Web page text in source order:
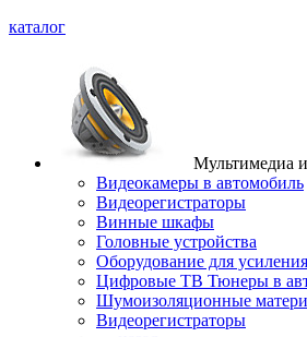
каталог
Мультимедиа
Видеокамеры в автомобиль
Видеорегистраторы
Винные шкафы
Головные устройства
Оборудование для
Цифровые ТВ Тюнеры в
Шумоизоляционные
Видеорегистраторы